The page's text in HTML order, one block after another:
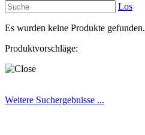
Los
Es wurden keine Produkte gefunden.
Produktvorschläge:
Weitere Suchergebnisse ...